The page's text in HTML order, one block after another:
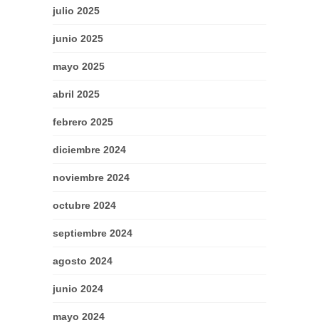
julio 2025
junio 2025
mayo 2025
abril 2025
febrero 2025
diciembre 2024
noviembre 2024
octubre 2024
septiembre 2024
agosto 2024
junio 2024
mayo 2024